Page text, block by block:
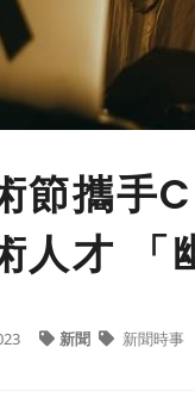
節攜手
人才 「
新聞 新聞時事